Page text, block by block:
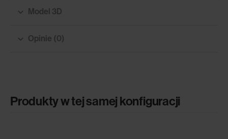
Model 3D
Opinie (0)
Produkty w tej samej konfiguracji